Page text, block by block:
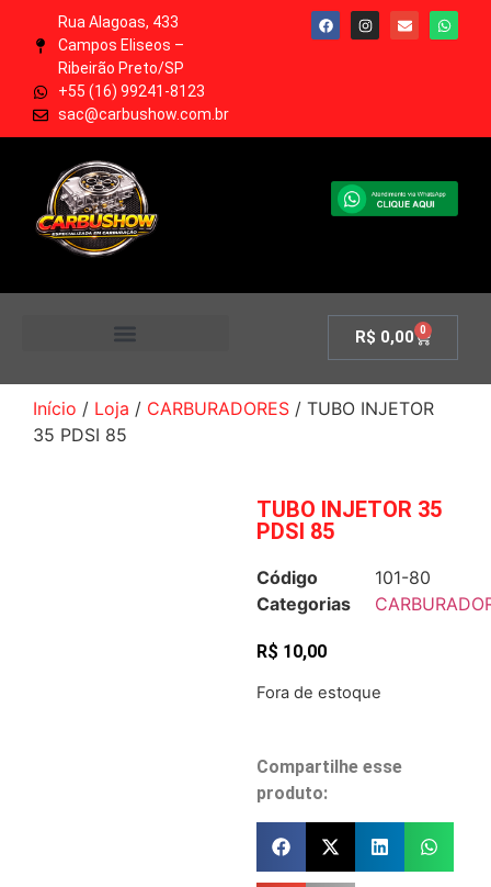
Rua Alagoas, 433
Campos Eliseos –
Ribeirão Preto/SP
+55 (16) 99241-8123
sac@carbushow.com.br
R$ 0,00 0
Início / Loja / CARBURADORES / TUBO INJETOR
35 PDSI 85
TUBO INJETOR 35
PDSI 85
Código
101-80
Categorias
R$ 10,00
Fora de estoque
Compartilhe esse
produto: